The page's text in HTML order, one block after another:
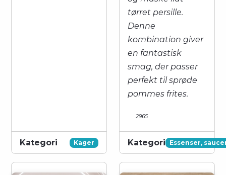
Kategori Kager
tørret persille.
Denne
kombination giver
en fantastisk
smag, der passer
perfekt til sprøde
pommes frites.
2965
Kategori Essenser,